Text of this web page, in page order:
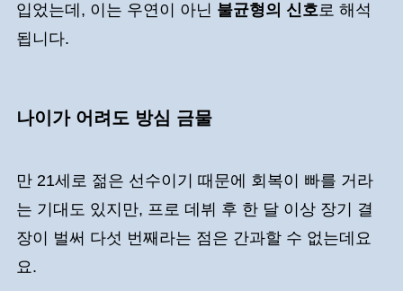
입었는데, 이는 우연이 아닌 불균형의 신호로 해석
됩니다.
나이가 어려도 방심 금물
만 21세로 젊은 선수이기 때문에 회복이 빠를 거라
는 기대도 있지만, 프로 데뷔 후 한 달 이상 장기 결
장이 벌써 다섯 번째라는 점은 간과할 수 없는데요
요.